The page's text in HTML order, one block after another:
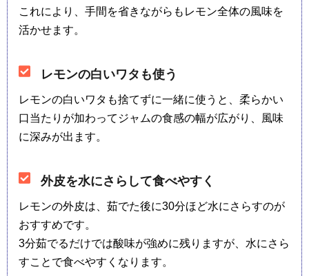
これにより、手間を省きながらもレモン全体の風味を
活かせます。
レモンの白いワタも使う
レモンの白いワタも捨てずに一緒に使うと、柔らかい
口当たりが加わってジャムの食感の幅が広がり、風味
に深みが出ます。
外皮を水にさらして食べやすく
レモンの外皮は、茹でた後に30分ほど水にさらすのが
おすすめです。
3分茹でるだけでは酸味が強めに残りますが、水にさら
すことで食べやすくなります。